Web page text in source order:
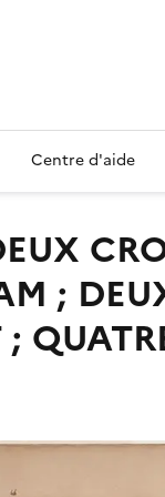
Centre d'aide
;